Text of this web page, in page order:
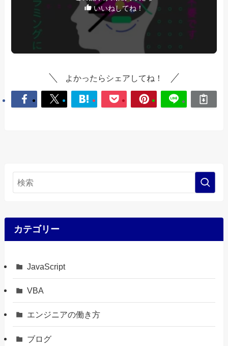
いいねしてね！
よかったらシェアしてね！
カテゴリー
JavaScript
VBA
エンジニアの働き方
ブログ